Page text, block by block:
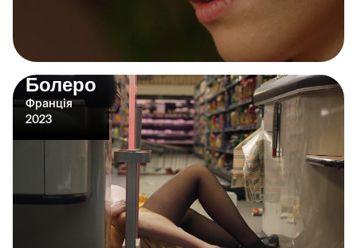
Болеро
Франція
2023